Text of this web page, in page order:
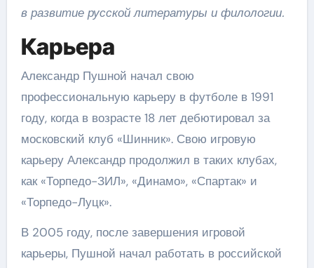
в развитие русской литературы и филологии.
Карьера
Александр Пушной начал свою
профессиональную карьеру в футболе в 1991
году, когда в возрасте 18 лет дебютировал за
московский клуб «Шинник». Свою игровую
карьеру Александр продолжил в таких клубах,
как «Торпедо-ЗИЛ», «Динамо», «Спартак» и
«Торпедо-Луцк».
В 2005 году, после завершения игровой
карьеры, Пушной начал работать в российской